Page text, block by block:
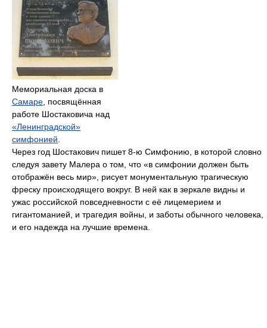
Мемориальная доска в
Самаре , посвящённая
работе Шостаковича над
«Ленинградской»
симфонией
Через год Шостакович пишет 8-ю Симфонию, в которой словно
следуя завету Малера о том, что «в симфонии должен быть
отображён весь мир», рисует монументальную трагическую
фреску происходящего вокруг. В ней как в зеркале видны и
ужас российской повседневности с её лицемерием и
гигантоманией, и трагедия войны, и заботы обычного человека,
и его надежда на лучшие времена.